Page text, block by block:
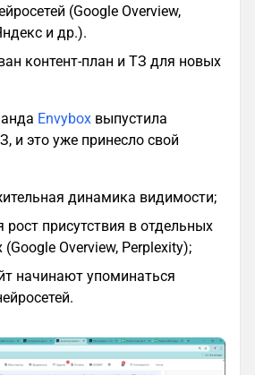
(Google Overview,
и др.).
контент‑план и ТЗ для новых
Envybox выпустила
и это уже принесло свой
динамика видимости;
рост присутствия в отдельных
(Google Overview, Perplexity);
начинают упоминаться